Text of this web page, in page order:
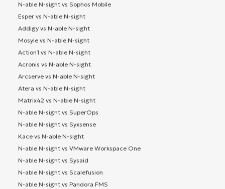
N-able N-sight vs Sophos Mobile
Esper vs N-able N-sight
Addigy vs N-able N-sight
Mosyle vs N-able N-sight
Action1 vs N-able N-sight
Acronis vs N-able N-sight
Arcserve vs N-able N-sight
Atera vs N-able N-sight
Matrix42 vs N-able N-sight
N-able N-sight vs SuperOps
N-able N-sight vs Syxsense
Kace vs N-able N-sight
N-able N-sight vs VMware Workspace One
N-able N-sight vs Sysaid
N-able N-sight vs Scalefusion
N-able N-sight vs Pandora FMS